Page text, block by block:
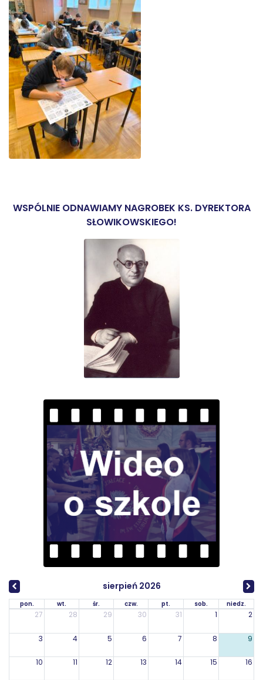
WSPÓLNIE ODNAWIAMY NAGROBEK KS. DYREKTORA
SŁOWIKOWSKIEGO!
sierpień 2026
pon. wt. śr. czw. pt. sob. niedz.
27 28 29 30 31 1 2
3 4 5 6 7 8 9
10 11 12 13 14 15 16